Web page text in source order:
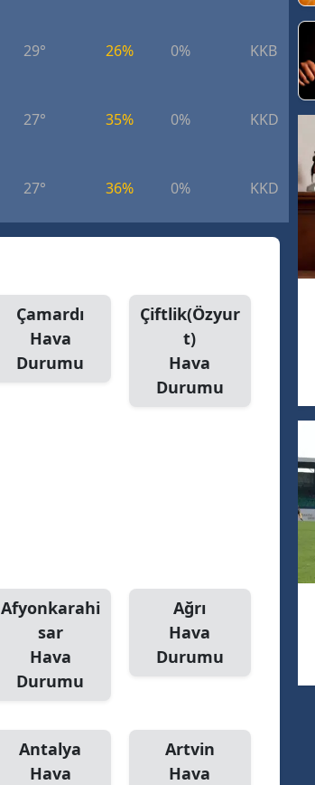
29° 26% 0% KKB
27° 35% 0% KKD
27° 36% 0% KKD
Çamardı
Hava
Durumu
Çiftlik(Özyur
t)
Hava
Durumu
Afyonkarahi
sar
Hava
Durumu
Ağrı
Hava
Durumu
Antalya
Hava
Artvin
Hava